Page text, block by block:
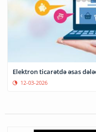
Elektron ticarətdə əsas
12-03-2026